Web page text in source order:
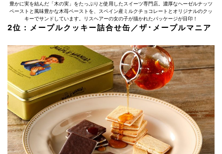
豊かに実を結んだ「木の実」をたっぷりと使用したスイーツ専門店。濃厚なヘーゼルナッツ
ペーストと風味豊かな木苺ペーストを、スペイン産ミルクチョコレートとオリジナルのクッ
キーでサンドしています。リスヘアーの女の子が描かれたパッケージが目印！
2位：メープルクッキー詰合せ缶／ザ･メープルマニア